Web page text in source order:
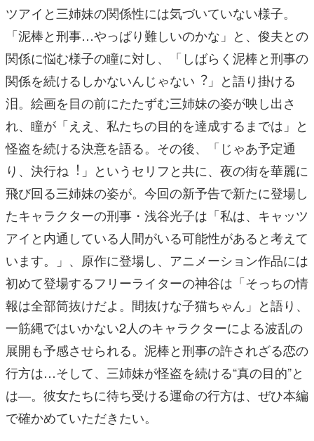
ツアイと三姉妹の関係性には気づいていない様⼦。
「泥棒と刑事…やっぱり難しいのかな」と、俊夫との
関係に悩む様⼦の瞳に対し、「しばらく泥棒と刑事の
関係を続けるしかないんじゃない︖」と語り掛ける
泪。絵画を⽬の前にたたずむ三姉妹の姿が映し出さ
れ、瞳が「ええ、私たちの⽬的を達成するまでは」と
怪盗を続ける決意を語る。その後、「じゃあ予定通
り、決⾏ね︕」というセリフと共に、夜の街を華麗に
⾶び回る三姉妹の姿が。今回の新予告で新たに登場し
たキャラクターの刑事・浅⾕光⼦は「私は、キャッツ
アイと内通している⼈間がいる可能性があると考えて
います。」、原作に登場し、アニメーション作品には
初めて登場するフリーライターの神⾕は「そっちの情
報は全部筒抜けだよ。間抜けな⼦猫ちゃん」と語り、
⼀筋縄ではいかない2⼈のキャラクターによる波乱の
展開も予感させられる。泥棒と刑事の許されざる恋の
⾏⽅は…そして、三姉妹が怪盗を続ける“真の⽬的”と
は―。彼⼥たちに待ち受ける運命の⾏⽅は、ぜひ本編
で確かめていただきたい。